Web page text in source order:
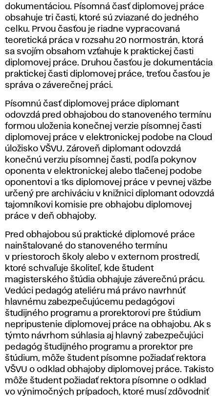
dokumentáciou. Písomná časť diplomovej práce
obsahuje tri časti, ktoré sú zviazané do jedného
celku. Prvou časťou je riadne vypracovaná
teoretická práca v rozsahu 20 normostrán, ktorá
sa svojím obsahom vzťahuje k praktickej časti
diplomovej práce. Druhou časťou je dokumentácia
praktickej časti diplomovej práce, treťou časťou je
správa o záverečnej práci.
Písomnú časť diplomovej práce diplomant
odovzdá pred obhajobou do stanoveného termínu
formou uloženia konečnej verzie písomnej časti
diplomovej práce v elektronickej podobe na Cloud
úložisko VŠVU. Zároveň diplomant odovzdá
konečnú verziu písomnej časti, podľa pokynov
oponenta v elektronickej alebo tlačenej podobe
oponentovi a 1ks diplomovej práce v pevnej väzbe
určený pre archiváciu v knižnici diplomant odovzdá
tajomníkovi komisie pre obhajobu diplomovej
práce v deň obhajoby.
Pred obhajobou sú praktické diplomové práce
nainštalované do stanoveného termínu
v priestoroch školy alebo v externom prostredí,
ktoré schvaľuje školiteľ, kde študent
magisterského štúdia obhajuje záverečnú prácu.
Vedúci pedagóg ateliéru má právo navrhnúť
hlavnému zabezpečujúcemu pedagógovi
študijného programu a prorektorovi pre štúdium
nepripustenie diplomovej práce na obhajobu. Ak s
týmto návrhom súhlasia aj hlavný zabezpečujúci
pedagóg študijného programu a prorektor pre
štúdium, môže študent písomne požiadať rektora
VŠVU o odklad obhajoby diplomovej práce. Takisto
môže študent požiadať rektora písomne o odklad
vo výnimočných prípadoch, ktoré musí zdôvodniť